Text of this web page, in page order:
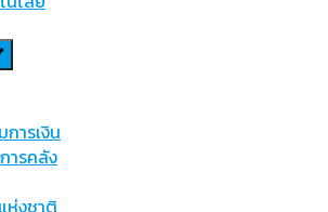
ารเงิน
ารคลัง
ห่งชาติ